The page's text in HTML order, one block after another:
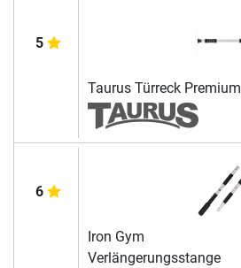
5
Taurus Türreck Premium
6
Iron Gym
Verlängerungsstange